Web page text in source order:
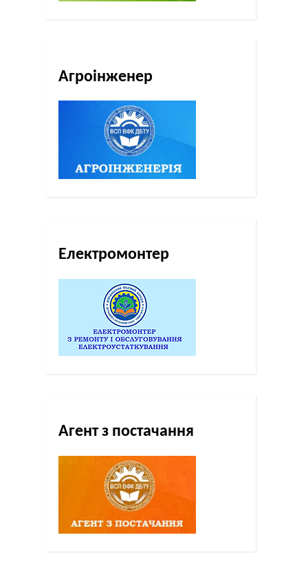
Агроінженер
Електромонтер
Агент з постачання